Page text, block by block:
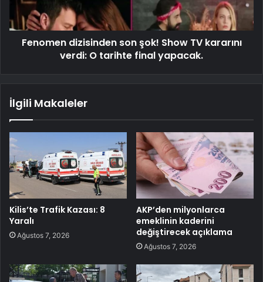
Fenomen dizisinden son şok! Show TV kararını
verdi: O tarihte final yapacak.
İlgili Makaleler
Kilis’te Trafik Kazası: 8
Yaralı
Ağustos 7, 2026
AKP’den milyonlarca
emeklinin kaderini
değiştirecek açıklama
Ağustos 7, 2026